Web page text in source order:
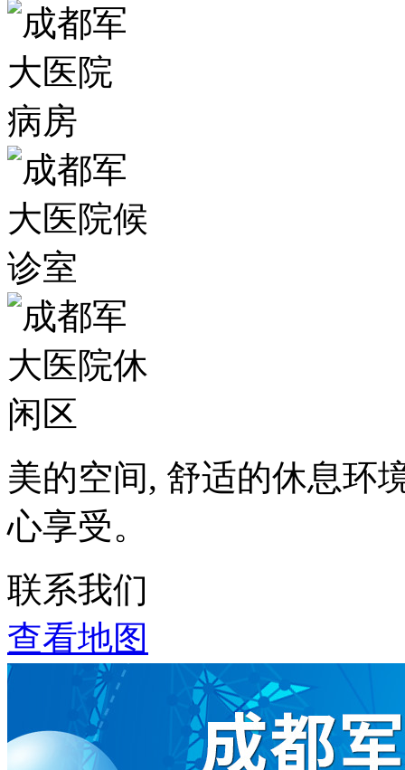
美的空间, 舒适的休息环
心享受。
联系我们
查看地图